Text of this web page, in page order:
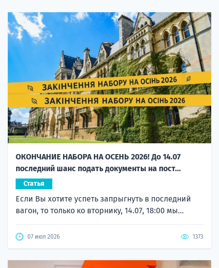
ОКОНЧАНИЕ НАБОРА НА ОСЕНЬ 2026! До 14.07
последний шанс подать документы на пост...
Статья
Если Вы хотите успеть запрыгнуть в последний
вагон, то только ко вторнику, 14.07, 18:00 мы...
07 июл 2026 1373